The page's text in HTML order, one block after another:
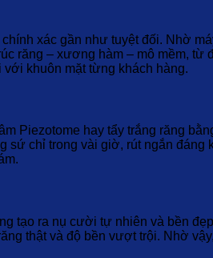
xác gần như tuyệt đối. Nhờ
răng – xương hàm – mô mềm,
với khuôn mặt từng khách hàng.
Piezotome hay tẩy trắng răng
chỉ trong vài giờ, rút ngắn
tạo ra nụ cười tự nhiên và bền
thật và độ bền vượt trội. Nhờ